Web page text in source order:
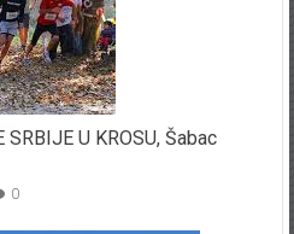
SRBIJE U KROSU, Šabac
0